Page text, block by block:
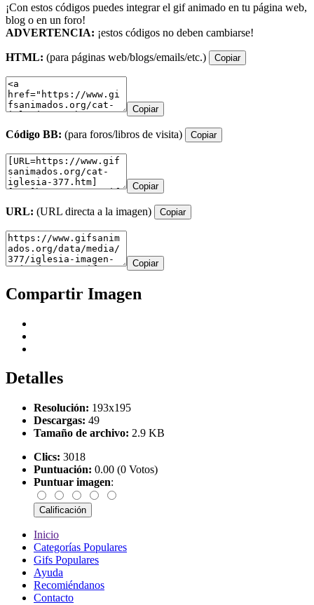
¡Con estos códigos puedes integrar el gif animado en tu página web,
blog o en un foro!
ADVERTENCIA: ¡estos códigos no deben cambiarse!
HTML: (para páginas web/blogs/emails/etc.) Copiar
Copiar
Código BB: (para foros/libros de visita) Copiar
Copiar
URL: (URL directa a la imagen) Copiar
Copiar
Compartir Imagen
Detalles
Resolución: 193x195
Descargas: 49
Tamaño de archivo: 2.9 KB
Clics: 3018
Puntuación: 0.00 (0 Votos)
Puntuar imagen:
Inicio
Categorías Populares
Gifs Populares
Ayuda
Recomiéndanos
Contacto